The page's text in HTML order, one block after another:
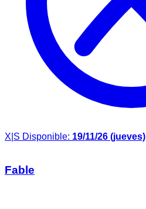
X|S Disponible: 19/11/26 (jueves)
Fable